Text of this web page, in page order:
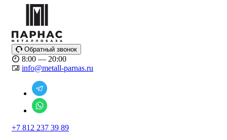
Обратный звонок
8:00 — 20:00
info@metall-parnas.ru
+7 812 237 39 89